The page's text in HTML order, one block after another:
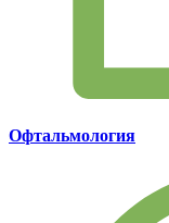
Офтальмология